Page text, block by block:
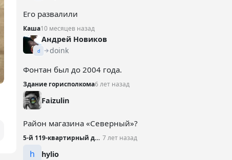
Его развалили
Каша10 месяцев назад
d
Андрей Новиков
doink
Фонтан был до 2004 года.
Здание горисполкома6 лет назад
Faizulin
Район магазина «Северный»?
5-й 119-квартирный дом, 1969 год 7 лет назад
h hylio